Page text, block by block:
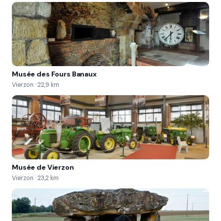
Faites voler la poussière ! Ce stage a lieu sur des
zones prédéfinies dans l’enceinte du circuit  aucun
tour complet n’est effectué.
Musée des Fours Banaux
Vierzon · 22,9 km
Musée de Vierzon
Vierzon · 23,2 km